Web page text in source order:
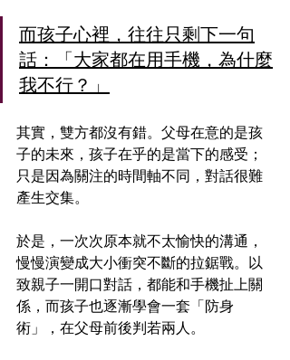
而孩子心裡，往往只剩下一句
話：「大家都在用手機，為什麼
我不行？」
其實，雙方都沒有錯。父母在意的是孩
子的未來，孩子在乎的是當下的感受；
只是因為關注的時間軸不同，對話很難
產生交集。
於是，一次次原本就不太愉快的溝通，
慢慢演變成大小衝突不斷的拉鋸戰。以
致親子一開口對話，都能和手機扯上關
係，而孩子也逐漸學會一套「防身
術」，在父母前後判若兩人。